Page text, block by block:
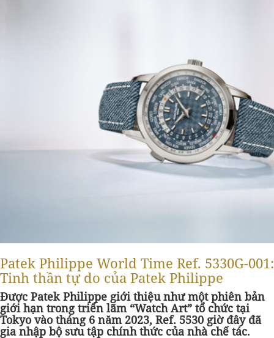
Patek Philippe World Time Ref. 5330G-001:
Tinh thần tự do của Patek Philippe
Được Patek Philippe giới thiệu như một phiên bản
giới hạn trong triển lãm “Watch Art” tổ chức tại
Tokyo vào tháng 6 năm 2023, Ref. 5530 giờ đây đã
gia nhập bộ sưu tập chính thức của nhà chế tác.